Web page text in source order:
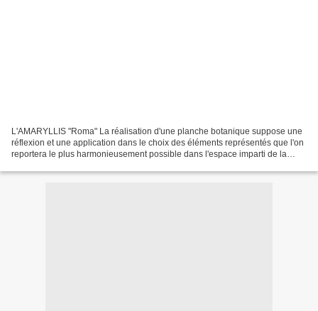
L'AMARYLLIS "Roma" La réalisation d'une planche botanique suppose une
réflexion et une application dans le choix des éléments représentés que l'on
reportera le plus harmonieusement possible dans l'espace imparti de la